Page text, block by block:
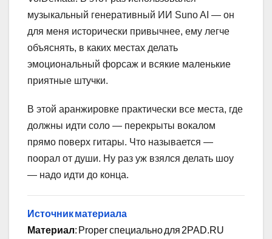
музыкальный генеративный ИИ Suno AI — он
для меня исторически привычнее, ему легче
объяснять, в каких местах делать
эмоциональный форсаж и всякие маленькие
приятные штучки.
В этой аранжировке практически все места, где
должны идти соло — перекрыты вокалом
прямо поверх гитары. Что называется —
поорал от души. Ну раз уж взялся делать шоу
— надо идти до конца.
Источник материала
Материал: Proper специально для 2PAD.RU